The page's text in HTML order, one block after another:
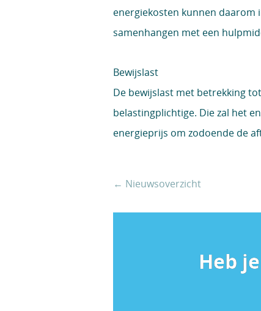
energiekosten kunnen daarom
samenhangen met een
Bewijslast
De bewijslast met betrekking
belastingplichtige. Die zal het
energieprijs om zodoende de
← Nieuwsoverzicht
Heb